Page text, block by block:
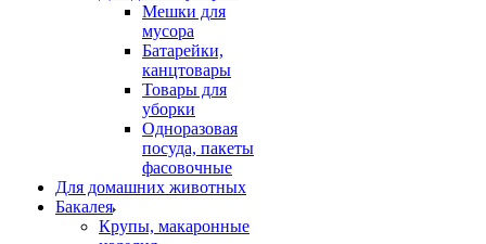
Мешки для
мусора
Батарейки,
канцтовары
Товары для
уборки
Одноразовая
посуда, пакеты
фасовочные
Для домашних животных
Бакалея
Крупы, макаронные